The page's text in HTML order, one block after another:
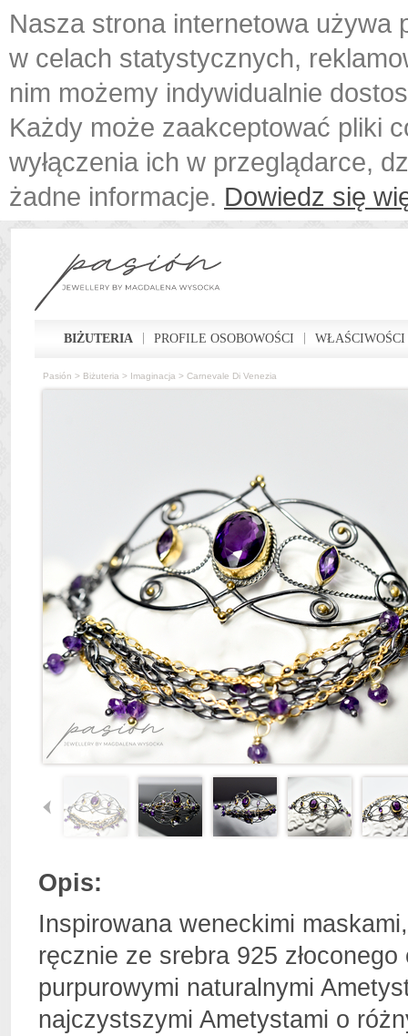
Nasza strona internetowa używa
w celach statystycznych,
nim możemy indywidualnie
Każdy może zaakceptować pliki
wyłączenia ich w przeglądarce,
żadne informacje. Dowiedz się
BIŻUTERIA PROFILE OSOBOWOŚCI
Pasión > Biżuteria > Imaginacja > Carnevale Di Venezia
Opis:
Inspirowana weneckimi
ręcznie ze srebra 925
purpurowymi naturalnymi
najczystszymi Ametystami o